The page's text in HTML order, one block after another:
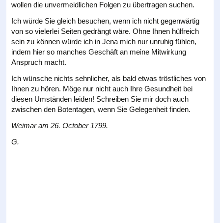
wollen die unvermeidlichen Folgen zu übertragen suchen.
Ich würde Sie gleich besuchen, wenn ich nicht gegenwärtig
von so vielerlei Seiten gedrängt wäre. Ohne Ihnen hülfreich
sein zu können würde ich in Jena mich nur unruhig fühlen,
indem hier so manches Geschäft an meine Mitwirkung
Anspruch macht.
Ich wünsche nichts sehnlicher, als bald etwas tröstliches von
Ihnen zu hören. Möge nur nicht auch Ihre Gesundheit bei
diesen Umständen leiden! Schreiben Sie mir doch auch
zwischen den Botentagen, wenn Sie Gelegenheit finden.
Weimar am 26. October 1799.
G.